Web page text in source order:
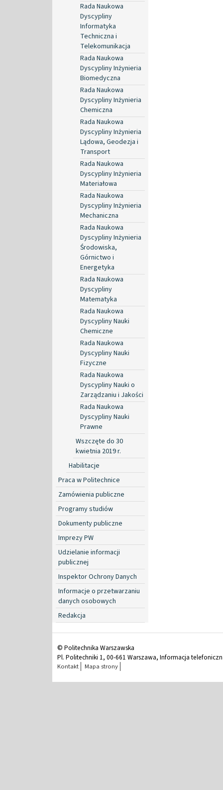
Rada Naukowa
Dyscypliny
Informatyka
Techniczna i
Telekomunikacja
Rada Naukowa
Dyscypliny Inżynieria
Biomedyczna
Rada Naukowa
Dyscypliny Inżynieria
Chemiczna
Rada Naukowa
Dyscypliny Inżynieria
Lądowa, Geodezja i
Transport
Rada Naukowa
Dyscypliny Inżynieria
Materiałowa
Rada Naukowa
Dyscypliny Inżynieria
Mechaniczna
Rada Naukowa
Dyscypliny Inżynieria
Środowiska,
Górnictwo i
Energetyka
Rada Naukowa
Dyscypliny
Matematyka
Rada Naukowa
Dyscypliny Nauki
Chemiczne
Rada Naukowa
Dyscypliny Nauki
Fizyczne
Rada Naukowa
Dyscypliny Nauki o
Zarządzaniu i Jakości
Rada Naukowa
Dyscypliny Nauki
Prawne
Wszczęte do 30
kwietnia 2019 r.
Habilitacje
Praca w Politechnice
Zamówienia publiczne
Programy studiów
Dokumenty publiczne
Imprezy PW
Udzielanie informacji
publicznej
Inspektor Ochrony Danych
Informacje o przetwarzaniu
danych osobowych
Redakcja
© Politechnika Warszawska
Pl. Politechniki 1, 00-661 Warszawa, Informacja
Kontakt Mapa strony